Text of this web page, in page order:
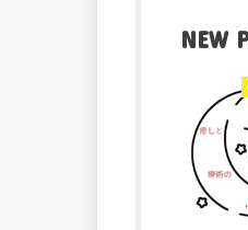
NEW